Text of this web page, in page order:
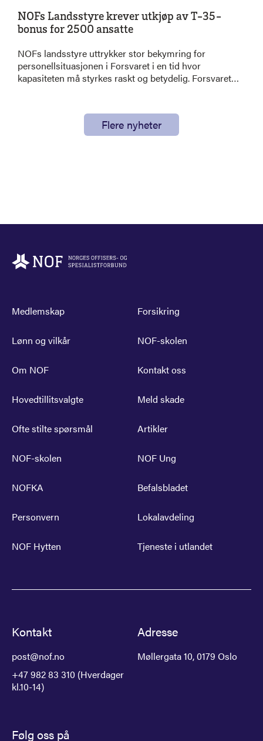
NOFs Landsstyre krever utkjøp av T-35-
bonus for 2500 ansatte
NOFs landsstyre uttrykker stor bekymring for
personellsituasjonen i Forsvaret i en tid hvor
kapasiteten må styrkes raskt og betydelig. Forsvaret
gir bonus for å slutte ved fylte 35 år. Dette er militært
personell som gjennom tjenesten har opparbeidet
erfaring og kompetanse Forsvaret nå er helt avhengig
Flere nyheter
Medlemskap Forsikring
Lønn og vilkår NOF-skolen
Om NOF Kontakt oss
Hovedtillitsvalgte Meld skade
Ofte stilte spørsmål Artikler
NOF-skolen NOF Ung
NOFKA Befalsbladet
Personvern Lokalavdeling
NOF Hytten Tjeneste i utlandet
Kontakt
post@nof.no
+47 982 83 310 (Hverdager
kl.10-14)
Adresse
Møllergata 10, 0179 Oslo
Følg oss på